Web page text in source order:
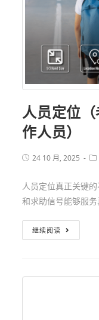
人员定位
作人员）
24 10 月, 2025
人员定位真正关键
和求助信号能够服务
继续阅读